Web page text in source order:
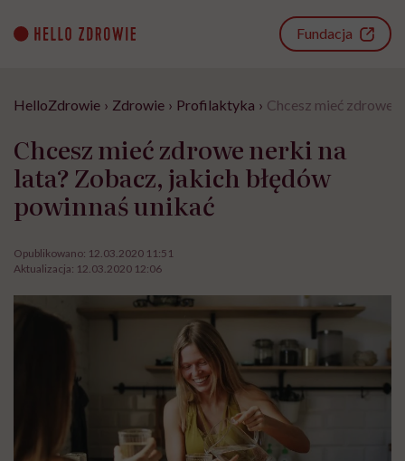
content
Fundacja
HelloZdrowie › Zdrowie › Profilaktyka › Chcesz mieć zdrowe
Chcesz mieć zdrowe nerki na
lata? Zobacz, jakich błędów
powinnaś unikać
Opublikowano: 12.03.2020 11:51
Aktualizacja: 12.03.2020 12:06